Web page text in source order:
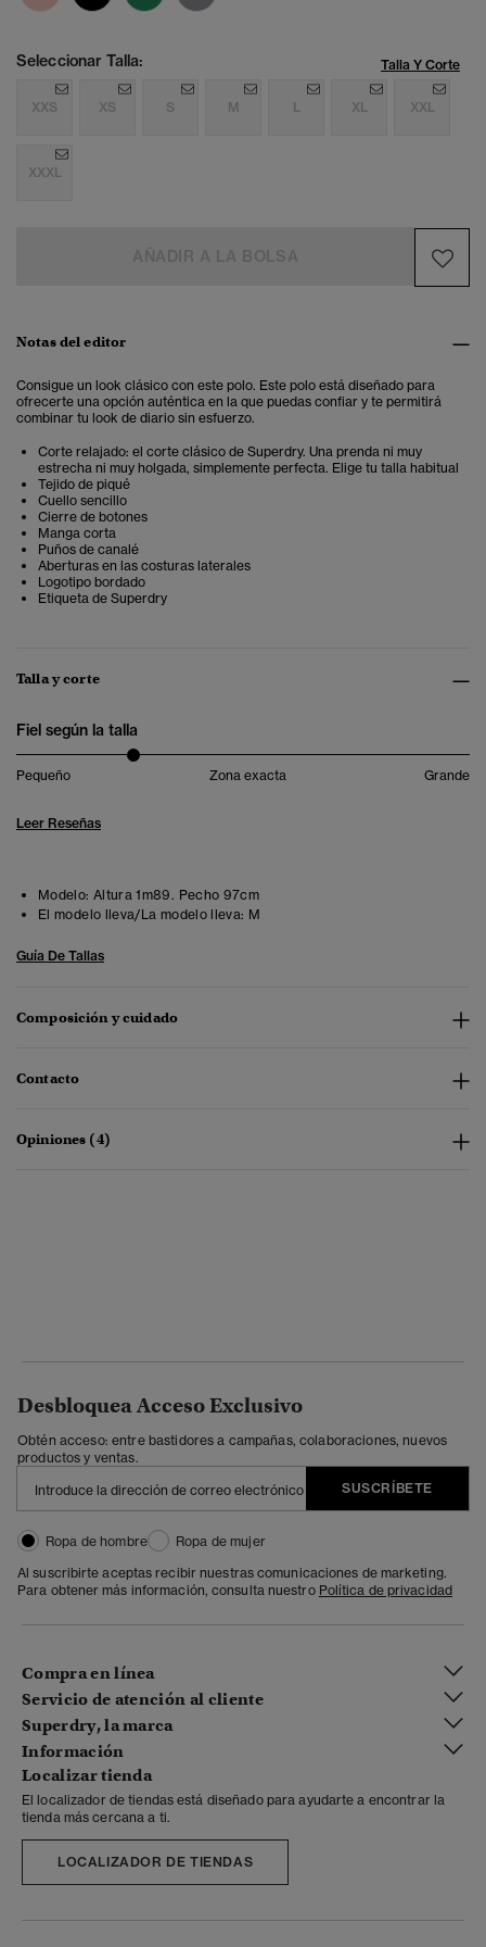
Seleccionar Talla: Talla Y Corte
XXS XS S M L XL XXL
XXXL
Notas del editor
Consigue un look clásico con este polo. Este polo está diseñado para
ofrecerte una opción auténtica en la que puedas confiar y te permitirá
combinar tu look de diario sin esfuerzo.
Corte relajado: el corte clásico de Superdry. Una prenda ni muy
estrecha ni muy holgada, simplemente perfecta. Elige tu talla habitual
Tejido de piqué
Cuello sencillo
Cierre de botones
Manga corta
Puños de canalé
Aberturas en las costuras laterales
Logotipo bordado
Etiqueta de Superdry
Talla y corte
Fiel según la talla
Pequeño Zona exacta Grande
Leer Reseñas
Modelo: Altura 1m89. Pecho 97cm
El modelo lleva/La modelo lleva: M
Guía De Tallas
Composición y cuidado
Contacto
Opiniones (4)
Desbloquea Acceso Exclusivo
Obtén acceso: entre bastidores a campañas, colaboraciones, nuevos
productos y ventas.
SUSCRÍBETE
Ropa de hombre
Ropa de mujer
Al suscribirte aceptas recibir nuestras comunicaciones de marketing.
Para obtener más información, consulta nuestro Política de privacidad
Compra en línea
Servicio de atención al cliente
Superdry, la marca
Información
Localizar tienda
El localizador de tiendas está diseñado para ayudarte a encontrar la
tienda más cercana a ti.
LOCALIZADOR DE TIENDAS